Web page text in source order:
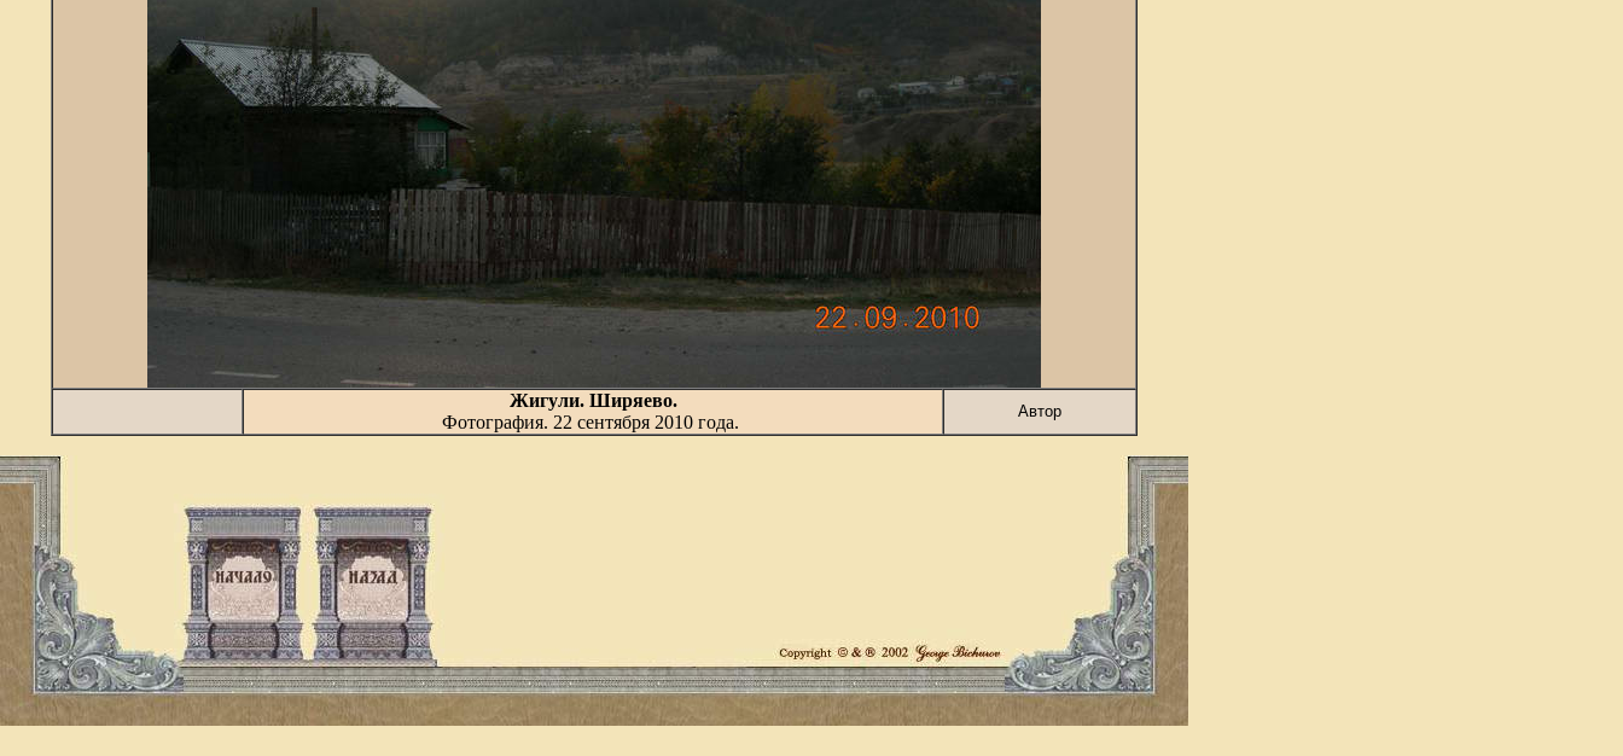
Жигули. Ширяево.
Фотография. 22 сентября 2010 года.
Автор